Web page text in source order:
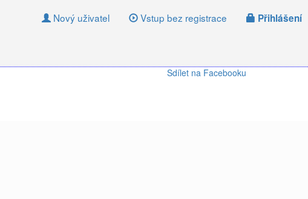
Nový uživatel Vstup bez registrace Přihlášení
Sdílet na Facebooku